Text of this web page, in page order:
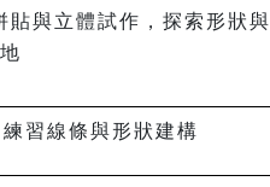
貼與立體試作，探索形狀與
習線條與形狀建構